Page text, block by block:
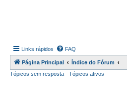
Links rápidos FAQ
Página Principal
Índice do Fórum
Tópicos sem resposta
Tópicos ativos